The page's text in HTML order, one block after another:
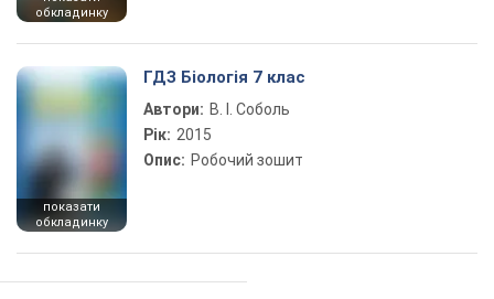
обкладинку
показати
обкладинку
ГДЗ Біологія 7 клас
Автори: В. І. Соболь
Рік: 2015
Опис: Робочий зошит